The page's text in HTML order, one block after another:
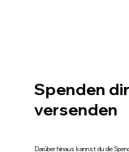
Spenden
versenden
Darüber hinaus kannst du die